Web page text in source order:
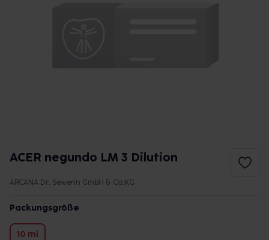
ACER negundo LM 3 Dilution
ARCANA Dr. Sewerin GmbH & Co.KG
Packungsgröße
10 ml